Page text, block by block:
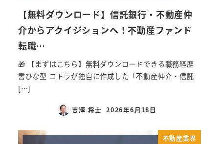
【無料ダウンロード】信託銀行・不動産仲
介からアクイジションへ！不動産ファンド
転職…
🎁 【まずはこちら】無料ダウンロードできる職務経歴
書ひな型 コトラが独自に作成した「不動産仲介・信託
[…]
吉澤 将士 2026年6月18日
不動産業界